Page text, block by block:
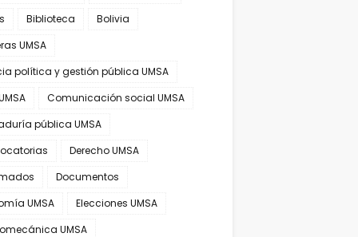
Biblioteca
Bolivia
UMSA
política y gestión pública UMSA
Comunicación social UMSA
pública UMSA
Derecho UMSA
Documentos
UMSA
Elecciones UMSA
UMSA